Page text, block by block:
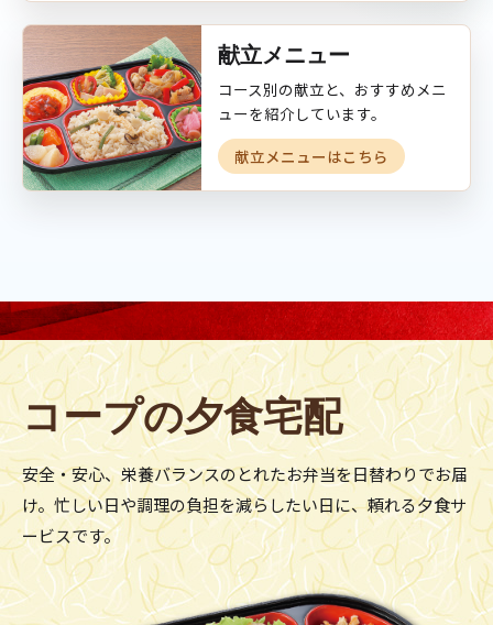
献立メニュー
コース別の献立と、おすすめメニ
ューを紹介しています。
献立メニューはこちら
コープの夕食宅配
安全・安心、栄養バランスのとれたお弁当を日替わりでお届
け。 忙しい日や調理の負担を減らしたい日に、頼れる夕食サ
ービスです。